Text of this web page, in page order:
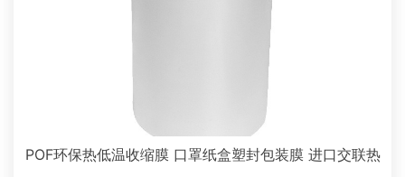
POF环保热低温收缩膜 口罩纸盒塑封包装膜 进口交联热